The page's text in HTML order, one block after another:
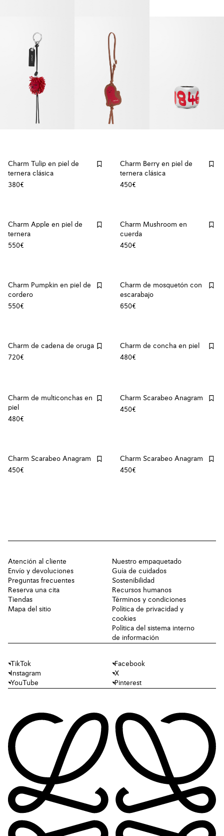
Charm Tulip en piel de
ternera clásica
380€
Charm Berry en piel de
ternera clásica
450€
Charm Apple en piel de
ternera
550€
Charm Mushroom en
cuerda
450€
Charm Pumpkin en piel de
cordero
550€
Charm de mosquetón con
escarabajo
650€
Charm de cadena de oruga
720€
Charm de concha en piel
480€
Charm de multiconchas en
piel
480€
Charm Scarabeo Anagram
450€
Charm Scarabeo Anagram
450€
Charm Scarabeo Anagram
450€
Atención al cliente
Envío y devoluciones
Preguntas frecuentes
Reserva una cita
Tiendas
Mapa del sitio
Nuestro empaquetado
Guía de cuidados
Sostenibilidad
Recursos humanos
Términos y condiciones
Política de privacidad y
cookies
Política del sistema interno
de información
TikTok
Facebook
Instagram
X
YouTube
Pinterest